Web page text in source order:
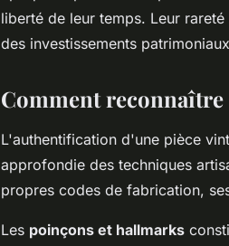
liberté de leur temps. Leur
des investissements
Comment
L'authentification d'une pièce
approfondie des techniques
propres codes de fabrication,
Les poinçons et hallmarks